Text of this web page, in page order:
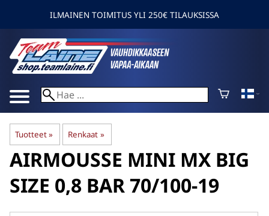
ILMAINEN TOIMITUS YLI 250€ TILAUKSISSA
Tuotteet‪» Renkaat ‪»
AIRMOUSSE MINI MX BIG
SIZE 0,8 BAR 70/100-19